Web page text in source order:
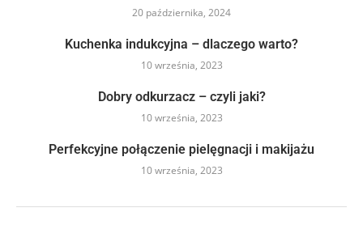
20 października, 2024
Kuchenka indukcyjna – dlaczego warto?
10 września, 2023
Dobry odkurzacz – czyli jaki?
10 września, 2023
Perfekcyjne połączenie pielęgnacji i makijażu
10 września, 2023